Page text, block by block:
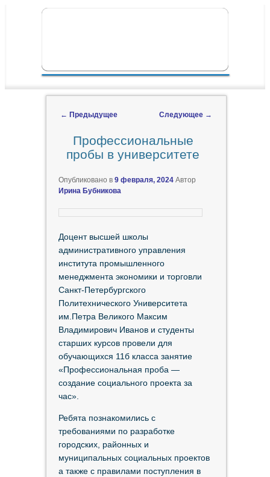
ГЛАВНОЕ МЕНЮ
← Предыдущее Следующее →
Профессиональные
пробы в университете
Опубликовано в 9 февраля, 2024 Автор
Ирина Бубникова
Доцент высшей школы
административного управления
института промышленного
менеджмента экономики и торговли
Санкт-Петербургского
Политехнического Университета
им.Петра Великого Максим
Владимирович Иванов и студенты
старших курсов провели для
обучающихся 11б класса занятие
«Профессиональная проба —
создание социального проекта за
час».
Ребята познакомились с
требованиями по разработке
городских, районных и
муниципальных социальных проектов
а также с правилами поступления в